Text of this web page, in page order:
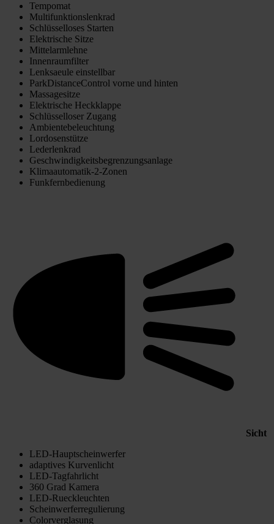
Tempomat
Multifunktionslenkrad
Schlüsselloses Starten
Elektrische Sitze
Mittelarmlehne
Innenraumfilter
Lenksaeule einstellbar
ParkDistanceControl vorne und hinten
Massagesitze
Elektrische Heckklappe
Schlüsselloser Zugang
Ambientebeleuchtung
Lordosenstütze
Lederlenkrad
Geschwindigkeitsbegrenzungsanlage
Klimaautomatik-2-Zonen
Funkfernbedienung
Sicht
LED-Hauptscheinwerfer
adaptives Kurvenlicht
LED-Tagfahrlicht
360 Grad Kamera
LED-Rueckleuchten
Scheinwerferregulierung
Colorverglasung